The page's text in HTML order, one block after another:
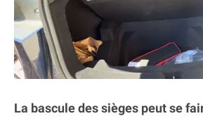
La bascule des sièges peut se